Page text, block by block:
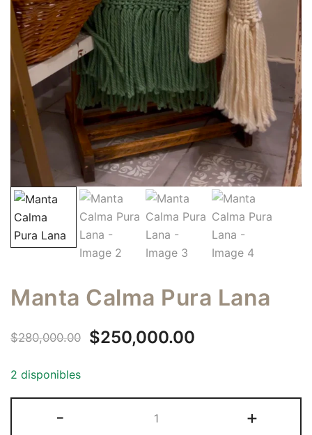
Manta Calma Pura Lana
$280,000.00
Original
was:
$280,000.00.
$250,000.00
is:
$250,000.00.
2 disponibles
-
Calma
+